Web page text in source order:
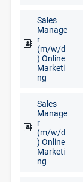
Sales
Manage
r
(m/w/d
) Online
Marketi
ng
Sales
Manage
r
(m/w/d
) Online
Marketi
ng